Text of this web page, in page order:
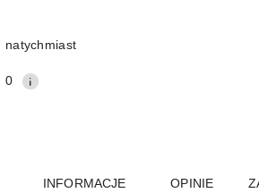
natychmiast
0
INFORMACJE
OPINIE